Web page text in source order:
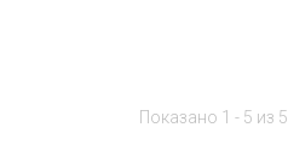
Показано 1 - 5 из 5